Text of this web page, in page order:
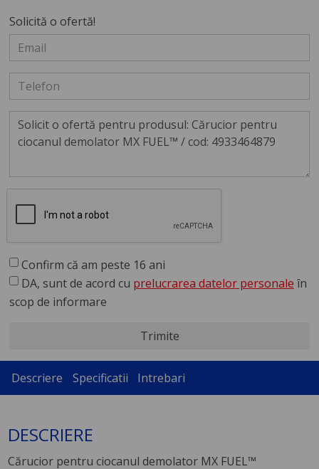
Solicită o ofertă!
Confirm că am peste 16 ani
DA, sunt de acord cu prelucrarea datelor personale în
scop de informare
Trimite
Descriere Specificatii Intrebari
DESCRIERE
Cărucior pentru ciocanul demolator MX FUEL™